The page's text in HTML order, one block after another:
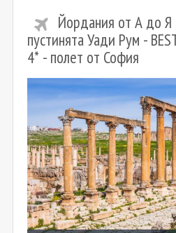
КРУИЗИ
НОВА ГОДИНА
ЛЮБОПИТНО
КОНТАКТИ
Йордания от А до Я
пустинята Уади Рум -
4* - полет от София